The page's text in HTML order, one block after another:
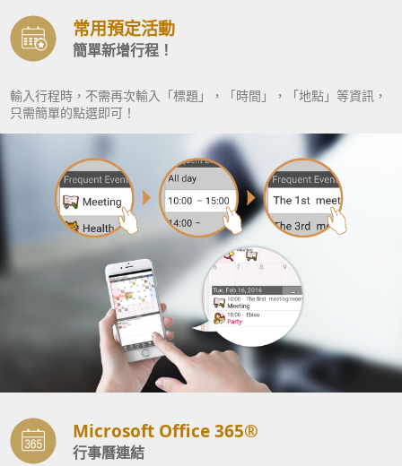
常用預定活動
簡單新增行程！
輸入行程時，不需再次輸入「標題」，「時間」，「地點」等資訊，
只需簡單的點選即可！
Microsoft Office 365®
行事曆連結